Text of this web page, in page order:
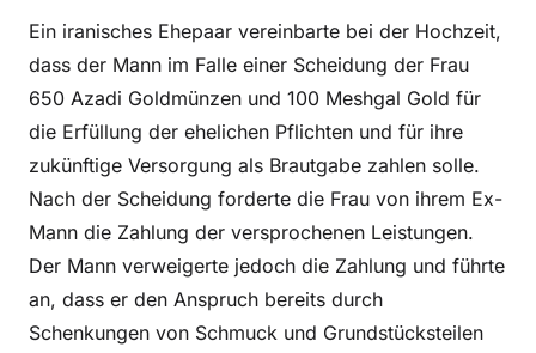
Ein iranisches Ehepaar vereinbarte bei der Hochzeit,
dass der Mann im Falle einer Scheidung der Frau
650 Azadi Goldmünzen und 100 Meshgal Gold für
die Erfüllung der ehelichen Pflichten und für ihre
zukünftige Versorgung als Brautgabe zahlen solle.
Nach der Scheidung forderte die Frau von ihrem Ex-
Mann die Zahlung der versprochenen Leistungen.
Der Mann verweigerte jedoch die Zahlung und führte
an, dass er den Anspruch bereits durch
Schenkungen von Schmuck und Grundstücksteilen